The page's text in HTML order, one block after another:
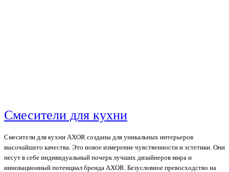
Смесители для кухни
Смесители для кухни AXOR созданы для уникальных интерьеров
высочайшего качества. Это новое измерение чувственности и эстетики. Они
несут в себе индивидуальный почерк лучших дизайнеров мира и
инновационный потенциал бренда AXOR. Безусловное превосходство на